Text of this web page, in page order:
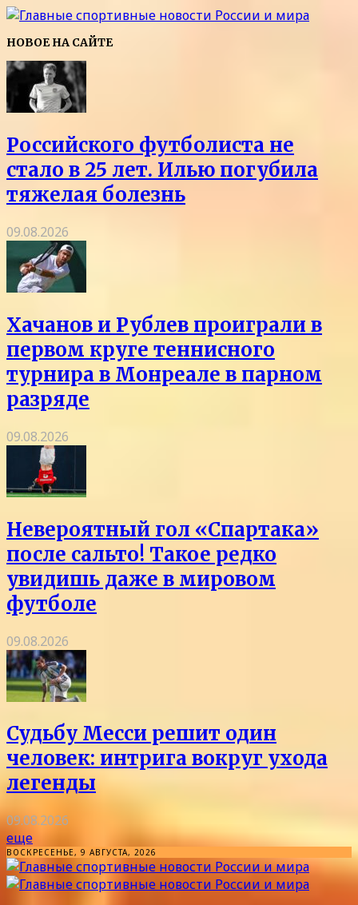
НОВОЕ НА САЙТЕ
Российского футболиста не
стало в 25 лет. Илью погубила
тяжелая болезнь
09.08.2026
Хачанов и Рублев проиграли в
первом круге теннисного
турнира в Монреале в парном
разряде
09.08.2026
Невероятный гол «Спартака»
после сальто! Такое редко
увидишь даже в мировом
футболе
09.08.2026
Судьбу Месси решит один
человек: интрига вокруг ухода
легенды
09.08.2026
еще
ВОСКРЕСЕНЬЕ, 9 АВГУСТА, 2026